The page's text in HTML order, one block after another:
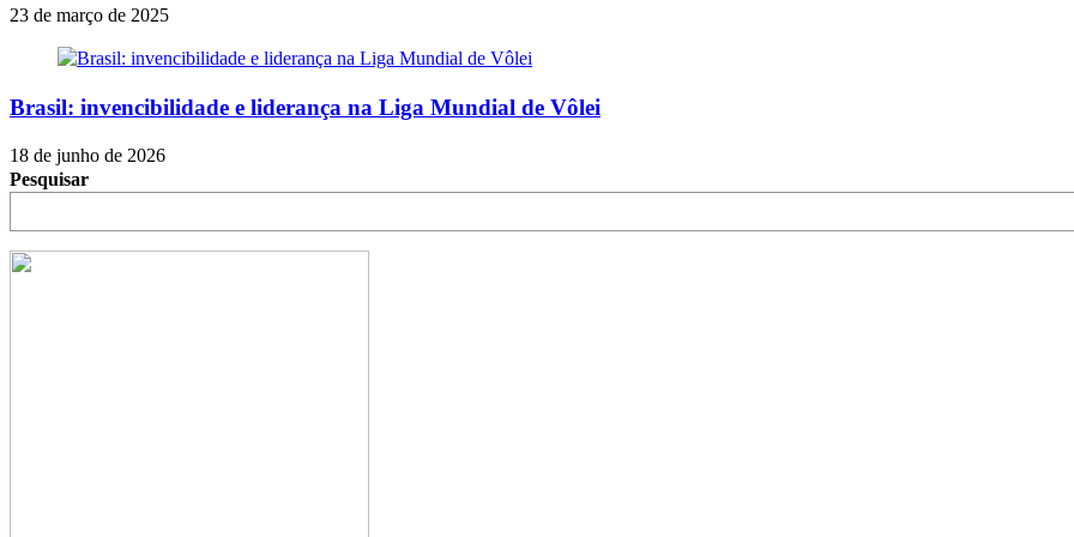
23 de março de 2025
Brasil: invencibilidade e liderança na Liga Mundial de Vôlei
18 de junho de 2026
Pesquisar